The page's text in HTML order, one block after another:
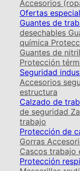
Accesorios
Ofertas
Guantes de
desechables
química
Guantes de
Protección
Seguridad
Accesorios
estructura
Calzado de
de seguridad
trabajo
Protección de
Gorras
Cascos trabajo
Protección